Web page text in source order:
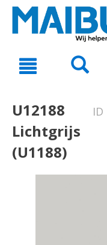
text.skipToNavigation
U12188
Lichtgrijs
(U1188)
ID